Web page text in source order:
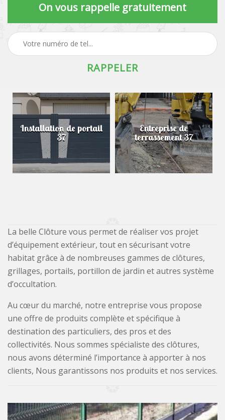
On vous rappelle gratuitement
Installation de portail
37
Entreprise de
terrassement 37
La belle Clôture vous permet de réaliser vos projet
d’équipement extérieur, tout en sécurisant votre
habitat grâce à de nombreuses gammes de clôtures,
grillages, portails, portillon de jardin et autres système
d’occultation.
Au cœur du marché, notre entreprise vous propose
une offre de produits complète et spécifique à
destination des particuliers, des pros et des
collectivités. Nous sommes spécialiste des clôtures,
nous avons déterminé l’importance à apporter à nos
clients, Nous garantissons nos produits et nos services.